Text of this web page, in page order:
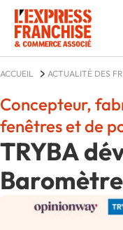
ACCUEIL ACTUALITÉ DES
TRYBA
Baromètre
Concepteur,
fenêtres et de